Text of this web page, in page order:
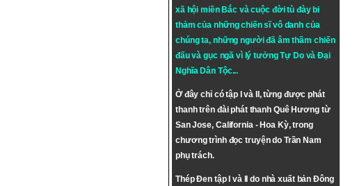
xã hội miền Bắc và cuộc đời tù đày bi
thảm của những chiến sĩ vô danh của
chúng ta, những người đã âm thầm chiến
đấu và gục ngã vì lý tưởngTự DovàĐại
Nghĩa Dân Tộc...
Ở đây chỉ có tập I và II, từng được phát
thanh trên đài phát thanh Quê Hương từ
San Jose, California - Hoa Kỳ, trong
chương trình đọc truyện do Trần Nam
phụ trách.
Thép Đen tập I và II do nhà xuất bản Đông